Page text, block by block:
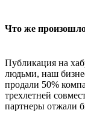
Что же
Публикация на
людьми, наш
продали 50%
трехлетней
партнеры отжали